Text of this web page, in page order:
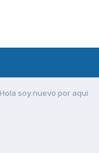
Hola soy nuevo por aqui